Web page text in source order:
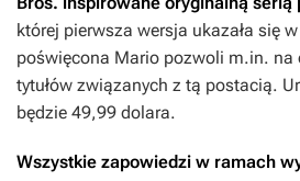
której pierwsza wersja ukazała się
poświęcona Mario pozwoli m.in. na
tytułów związanych z tą postacią.
będzie 49,99 dolara.
Wszystkie zapowiedzi w ramach